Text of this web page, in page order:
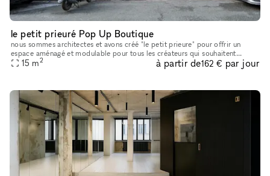
le petit prieuré Pop Up Boutique
nous sommes architectes et avons créé "le petit prieure" pour offrir un
espace aménagé et modulable pour tous les créateurs qui souhaitent
présenter leur travaux ( designers, artistes, céramistes, ph
15 m2 à partir de162 € par jour